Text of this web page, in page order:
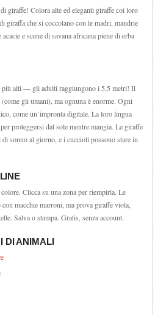
giraffe! Colora alte ed eleganti giraffe coi loro
giraffa che si coccolano con le madri, mandrie
e scene di savana africana piene di erba
più alti — gli adulti raggiungono i 5,5 metri! Il
gli umani), ma ognuna è enorme. Ogni
come un’impronta digitale. La loro lingua
proteggersi dal sole mentre mangia. Le giraffe
sonno al giorno, e i cuccioli possono stare in
Clicca su una zona per riempirla. Le
macchie marroni, ma prova giraffe viola,
Salva o stampa. Gratis, senza account.
DI ANIMALI